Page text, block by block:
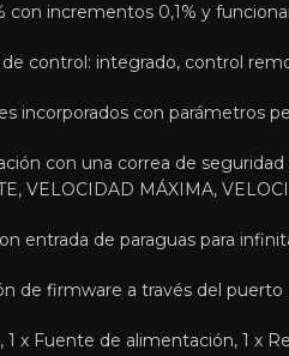
con incrementos 0,1% y
control: integrado, control
incorporados con parámetros
con una correa de
VELOCIDAD MÁXIMA,
entrada de paraguas para
de firmware a través del puerto
1 x Fuente de alimentación, 1 x